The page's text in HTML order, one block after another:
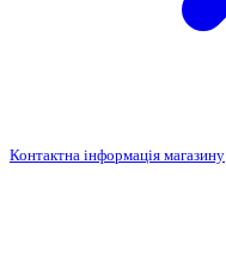
Контактна інформація магазину